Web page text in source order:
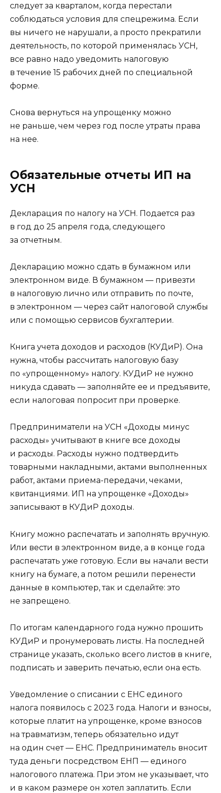
следует за кварталом, когда перестали
соблюдаться условия для спецрежима. Если
вы ничего не нарушали, а просто прекратили
деятельность, по которой применялась УСН,
все равно надо уведомить налоговую
в течение 15 рабочих дней по специальной
форме.
Снова вернуться на упрощенку можно
не раньше, чем через год после утраты права
на нее.
Обязательные отчеты ИП на
УСН
Декларация по налогу на УСН. Подается раз
в год до 25 апреля года, следующего
за отчетным.
Декларацию можно сдать в бумажном или
электронном виде. В бумажном — привезти
в налоговую лично или отправить по почте,
в электронном — через сайт налоговой службы
или с помощью сервисов бухгалтерии.
Книга учета доходов и расходов (КУДиР). Она
нужна, чтобы рассчитать налоговую базу
по «упрощенному» налогу. КУДиР не нужно
никуда сдавать — заполняйте ее и предъявите,
если налоговая попросит при проверке.
Предприниматели на УСН «Доходы минус
расходы» учитывают в книге все доходы
и расходы. Расходы нужно подтвердить
товарными накладными, актами выполненных
работ, актами приема-передачи, чеками,
квитанциями. ИП на упрощенке «Доходы»
записывают в КУДиР доходы.
Книгу можно распечатать и заполнять вручную.
Или вести в электронном виде, а в конце года
распечатать уже готовую. Если вы начали вести
книгу на бумаге, а потом решили перенести
данные в компьютер, так и сделайте: это
не запрещено.
По итогам календарного года нужно прошить
КУДиР и пронумеровать листы. На последней
странице указать, сколько всего листов в книге,
подписать и заверить печатью, если она есть.
Уведомление о списании с ЕНС единого
налога появилось с 2023 года. Налоги и взносы,
которые платит на упрощенке, кроме взносов
на травматизм, теперь обязательно идут
на один счет — ЕНС. Предприниматель вносит
туда деньги посредством ЕНП — единого
налогового платежа. При этом не указывает, что
и в каком размере он хотел заплатить. Если